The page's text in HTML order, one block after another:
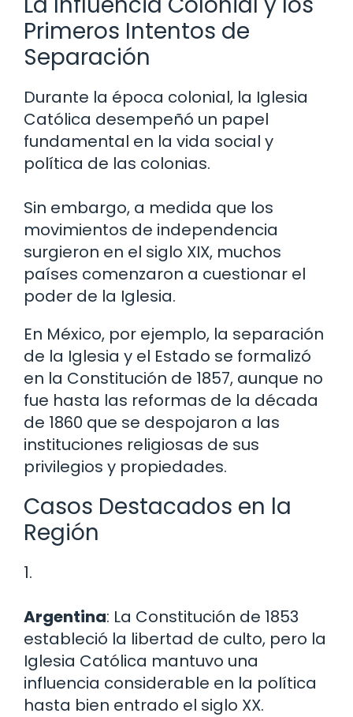
Primeros Intentos de
Separación
Durante la época colonial, la Iglesia
Católica desempeñó un papel
fundamental en la vida social y
política de las colonias.
Sin embargo, a medida que los
movimientos de independencia
surgieron en el siglo XIX, muchos
países comenzaron a cuestionar el
poder de la Iglesia.
En México, por ejemplo, la separación
de la Iglesia y el Estado se formalizó
en la Constitución de 1857, aunque no
fue hasta las reformas de la década
de 1860 que se despojaron a las
instituciones religiosas de sus
privilegios y propiedades.
Casos Destacados en la
Región
1.
Argentina: La Constitución de 1853
estableció la libertad de culto, pero la
Iglesia Católica mantuvo una
influencia considerable en la política
hasta bien entrado el siglo XX.